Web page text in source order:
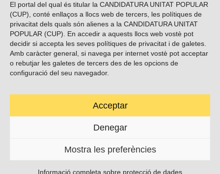
El portal del qual és titular la CANDIDATURA UNITAT POPULAR
(CUP), conté enllaços a llocs web de tercers, les polítiques de
privacitat dels quals són alienes a la CANDIDATURA UNITAT
POPULAR (CUP). En accedir a aquests llocs web vostè pot
decidir si accepta les seves polítiques de privacitat i de galetes.
Amb caràcter general, si navega per internet vostè pot acceptar
o rebutjar les galetes de tercers des de les opcions de
configuració del seu navegador.
Acceptar
Denegar
Mostra les preferències
Informació completa sobre protecció de dades
ENVIAR
Troba’ns a les xarxes socials
Carrer Casp 180 (baixos), Barcelona.
contacte@cup.cat